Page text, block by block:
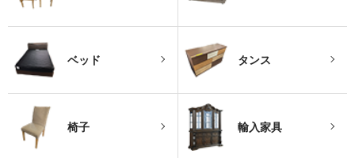
ベッド タンス
椅子 輸入家具